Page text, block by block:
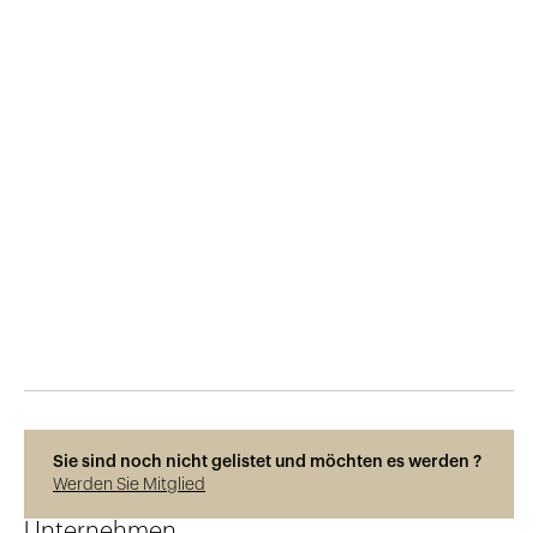
Sie sind noch nicht gelistet und möchten es werden ?
Werden Sie Mitglied